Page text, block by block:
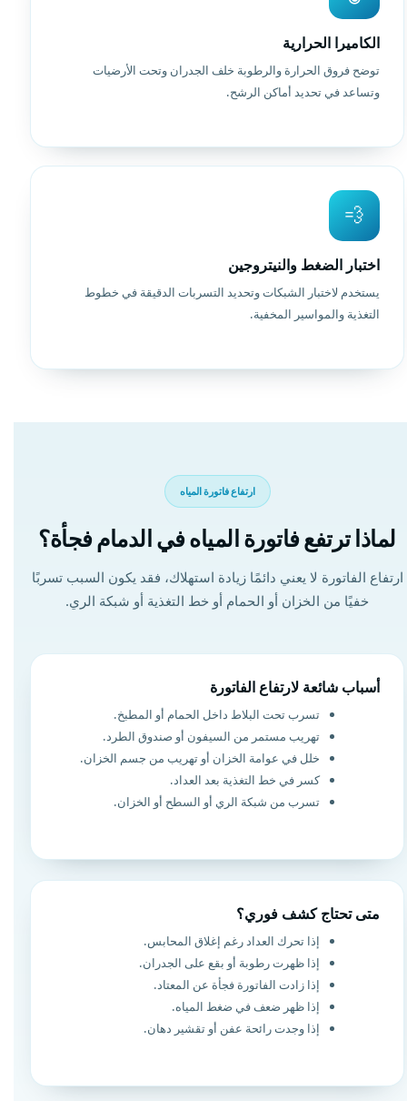
الكاميرا الحرارية
توضح فروق الحرارة والرطوبة خلف الجدران وتحت الأرضيات
وتساعد في تحديد أماكن الرشح.
💨
اختبار الضغط والنيتروجين
يستخدم لاختبار الشبكات وتحديد التسربات الدقيقة في خطوط
التغذية والمواسير المخفية.
ارتفاع فاتورة المياه
لماذا ترتفع فاتورة المياه في الدمام فجأة؟
ارتفاع الفاتورة لا يعني دائمًا زيادة استهلاك، فقد يكون السبب تسربًا
خفيًا من الخزان أو الحمام أو خط التغذية أو شبكة الري.
أسباب شائعة لارتفاع الفاتورة
تسرب تحت البلاط داخل الحمام أو المطبخ.
تهريب مستمر من السيفون أو صندوق الطرد.
خلل في عوامة الخزان أو تهريب من جسم الخزان.
كسر في خط التغذية بعد العداد.
تسرب من شبكة الري أو السطح أو الخزان.
متى تحتاج كشف فوري؟
إذا تحرك العداد رغم إغلاق المحابس.
إذا ظهرت رطوبة أو بقع على الجدران.
إذا زادت الفاتورة فجأة عن المعتاد.
إذا ظهر ضعف في ضغط المياه.
إذا وجدت رائحة عفن أو تقشير دهان.